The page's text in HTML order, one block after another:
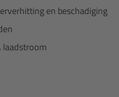
en beschadiging
laadstroom